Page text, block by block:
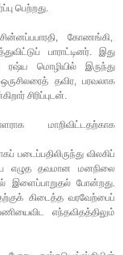
பெற்றது.
கோணங்கி,
பாராட்டினர். இது
ரஷ்ய மொழியில் இருந்து
தவிர, பரவலாக
சிரிப்புடன்.
மாறிவிட்டதற்காக
விலகிப்
எழுத தவமான மனநிலை
இளைப்பாறுதல் போன்றது.
கிடைத்த வரவேற்பைப்
எந்தவிதத்திலும்